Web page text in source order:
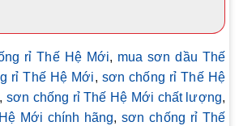
rỉ Thế Hệ Mới, mua sơn dầu Thế
rỉ Thế Hệ Mới, sơn chống rỉ Thế Hệ
, sơn chống rỉ Thế Hệ Mới chất lượng,
Mới chính hãng,sơn chống rỉ Thế